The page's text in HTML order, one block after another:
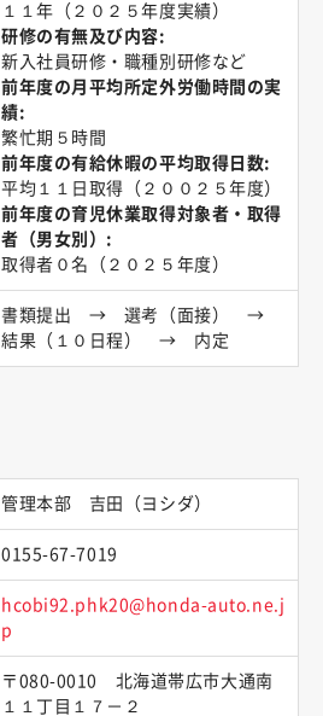
１１年（２０２５年度実績）
研修の有無及び内容:
新入社員研修・職種別研修など
前年度の月平均所定外労働時間の実
績:
繁忙期５時間
前年度の有給休暇の平均取得日数:
平均１１日取得（２００２５年度）
前年度の育児休業取得対象者・取得
者（男女別）:
取得者０名（２０２５年度）
書類提出 → 選考（面接） →
結果（１０日程） → 内定
管理本部 吉田（ヨシダ）
0155-67-7019
hcobi92.phk20@honda-auto.ne.j
p
〒080-0010 北海道帯広市大通南
１１丁目１７－２